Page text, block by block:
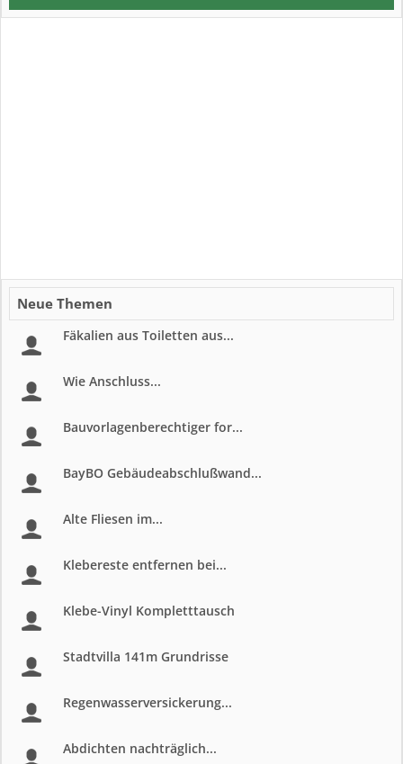
Neue Themen
Fäkalien aus Toiletten aus...
Wie Anschluss...
Bauvorlagenberechtiger for...
BayBO Gebäudeabschlußwand...
Alte Fliesen im...
Klebereste entfernen bei...
Klebe-Vinyl Kompletttausch
Stadtvilla 141m Grundrisse
Regenwasserversickerung...
Abdichten nachträglich...